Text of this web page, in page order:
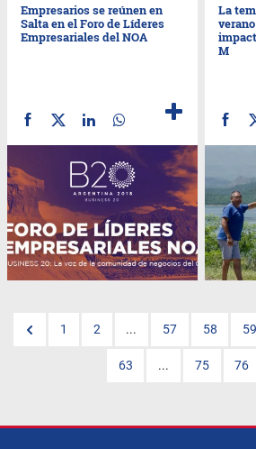
Empresarios se reúnen en
Salta en el Foro de Líderes
Empresariales del NOA
La
M
1 2 ... 57 58 59
63 ... 75 76